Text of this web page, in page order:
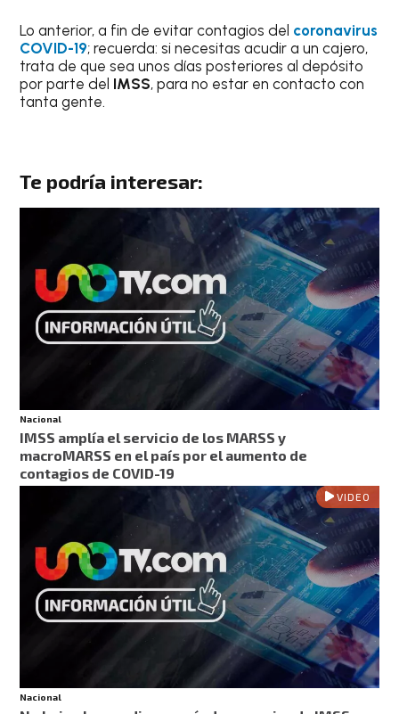
Lo anterior, a fin de evitar contagios del coronavirus
COVID-19; recuerda: si necesitas acudir a un cajero,
trata de que sea unos días posteriores al depósito
por parte del IMSS, para no estar en contacto con
tanta gente.
Te podría interesar:
Nacional
IMSS amplía el servicio de los MARSS y
macroMARSS en el país por el aumento de
contagios de COVID-19
VIDEO
Nacional